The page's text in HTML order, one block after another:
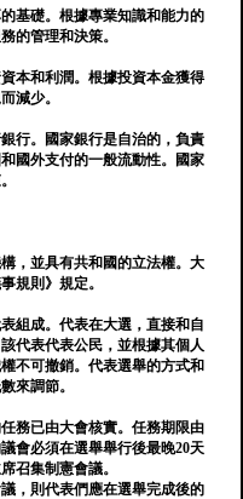
基礎。根據專業知識和能力的
的管理和決策。
本和利潤。根據投資本金獲得
減少。
行。國家銀行是自治的，負責
國外支付的一般流動性。國家
，並具有共和國的立法權。大
規則》規定。
組成。代表在大選，直接和自
代表代表公民，並根據其個人
不可撤銷。代表選舉的方式和
來調節。
務已由大會核實。任務期限由
會必須在選舉舉行後最晚20天
召集制憲會議。
，則代表們應在選舉完成後的